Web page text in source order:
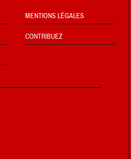
MENTIONS LÉGALES
CONTRIBUEZ